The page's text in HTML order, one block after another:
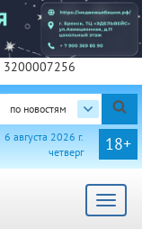
по новостям
18+
6 августа 2026 г.
четверг
Toggle